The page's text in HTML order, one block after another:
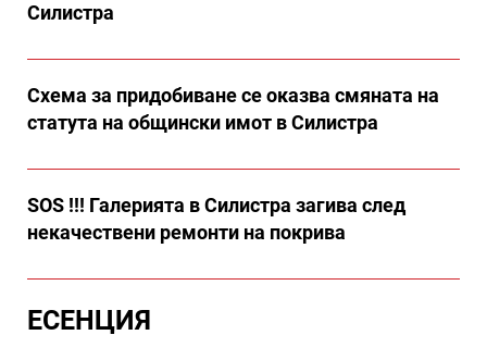
Силистра
Схема за придобиване се оказва смяната на
статута на общински имот в Силистра
SOS !!! Галерията в Силистра загива след
некачествени ремонти на покрива
ЕСЕНЦИЯ